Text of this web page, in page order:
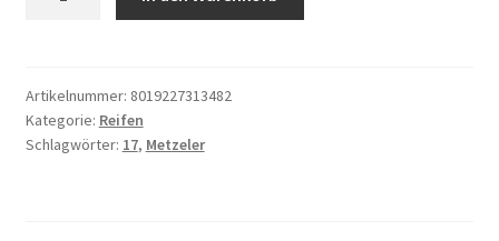
Ultra
210/50
ZR
Artikelnummer: 8019227313482
Kategorie: Reifen
Schlagwörter: 17, Metzeler